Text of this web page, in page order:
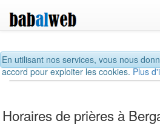
En utilisant nos services, vous nous
accord pour exploiter les cookies.Plus
Horaires de prières à